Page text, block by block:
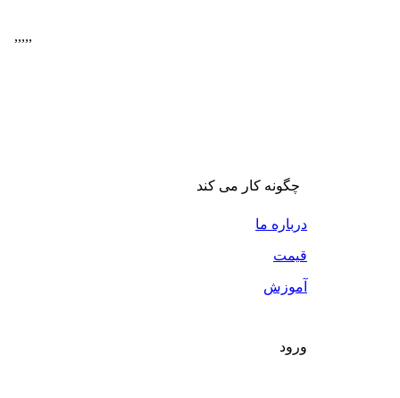
,,,,,
چگونه کار می کند
درباره ما
قیمت
آموزش
ورود